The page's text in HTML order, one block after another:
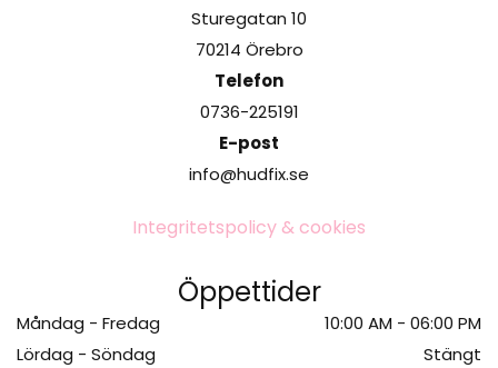
Sturegatan 10
70214 Örebro
Telefon
0736-225191
E-post
info@hudfix.se
Integritetspolicy & cookies
Öppettider
Måndag - Fredag
10:00 AM - 06:00 PM
Lördag - Söndag
Stängt